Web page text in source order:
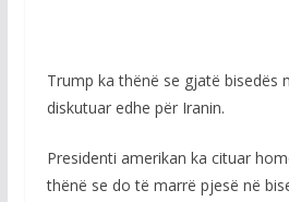
Trump ka thënë se gjatë bisedës
diskutuar edhe për Iranin.
Presidenti amerikan ka cituar
thënë se do të marrë pjesë në